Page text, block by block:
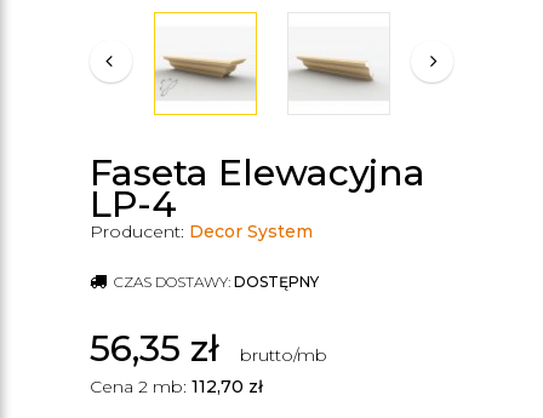
Faseta Elewacyjna
LP-4
Producent: Decor System
CZAS DOSTAWY: DOSTĘPNY
56,35 zł
brutto/mb
Cena 2 mb: 112,70 zł